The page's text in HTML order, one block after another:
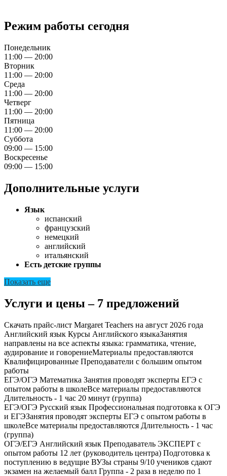
Режим работы сегодня
Понедельник
11:00 — 20:00
Вторник
11:00 — 20:00
Среда
11:00 — 20:00
Четверг
11:00 — 20:00
Пятница
11:00 — 20:00
Суббота
09:00 — 15:00
Воскресенье
09:00 — 15:00
Дополнительные услуги
Язык
испанский
французский
немецкий
английский
итальянский
Есть детские группы
Показать еще
Услуги и цены – 7 предложений
Скачать прайс-лист Margaret Teachers на август 2026 года
Английский язык Курсы Английского языкаЗанятия
направлены на все аспекты языка: грамматика, чтение,
аудирование и говорениеМатериалы предоставляются
Квалифицированные Преподаватели с большим опытом
работы
ЕГЭ/ОГЭ Математика Занятия проводят эксперты ЕГЭ с
опытом работы в школеВсе материалы предоставляются
Длительность - 1 час 20 минут (группа)
ЕГЭ/ОГЭ Русский язык Профессиональная подготовка к ОГЭ
и ЕГЭЗанятия проводят эксперты ЕГЭ с опытом работы в
школеВсе материалы предоставляются Длительность - 1 час
(группа)
ОГЭ/ЕГЭ Английский язык Преподаватель ЭКСПЕРТ с
опытом работы 12 лет (руководитель центра) Подготовка к
поступлению в ведущие ВУЗы страны 9/10 учеников сдают
экзамен на желаемый балл Группа - 2 раза в неделю по 1